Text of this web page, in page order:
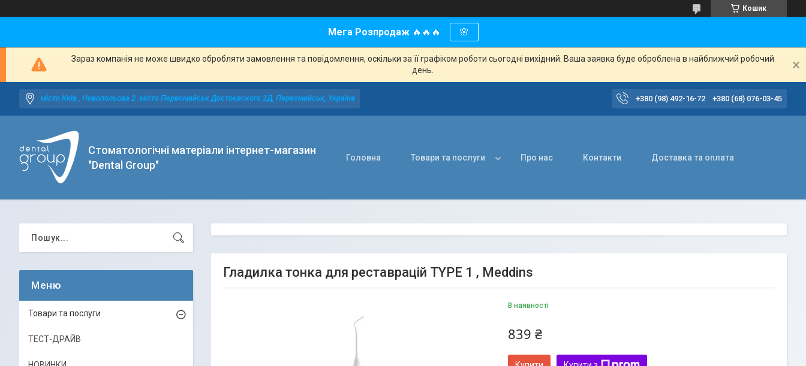
Кошик
Мега Розпродаж 🔥🔥🔥 🌸
Зараз компанія не може швидко обробляти замовлення та повідомлення, оскільки за її графіком роботи сьогодні вихідний. Ваша заявка буде оброблена в найближчий робочий
день.
місто Київ , Новопольова 2 .місто Первомайськ Достоєвского 2Д, Первомайськ, Україна +380 (98) 492-16-72 +380 (68) 076-03-45
Стоматологічні матеріали інтернет-магазин
"Dental Group"
Головна Товари та послуги Про нас Контакти Доставка та оплата
Гладилка тонка для реставрацій TYPE 1 , Meddins
В наявності
839 ₴
Товари та послуги
ТЕСТ-ДРАЙВ